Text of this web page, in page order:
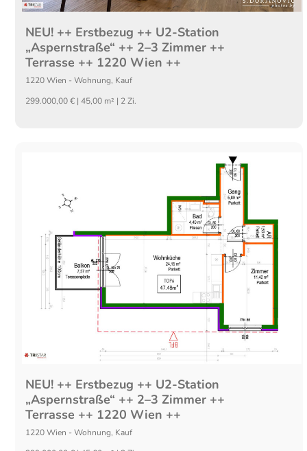
NEU! ++ Erstbezug ++ U2-Station
„Aspernstraße“ ++ 2–3 Zimmer ++
Terrasse ++ 1220 Wien ++
1220 Wien -Wohnung, Kauf
299.000,00 € | 45,00 m² | 2 Zi.
NEU! ++ Erstbezug ++ U2-Station
„Aspernstraße“ ++ 2–3 Zimmer ++
Terrasse ++ 1220 Wien ++
1220 Wien -Wohnung, Kauf